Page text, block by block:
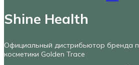
Shine Health
Официальный дистрибьютор бренда
косметики Golden Trace